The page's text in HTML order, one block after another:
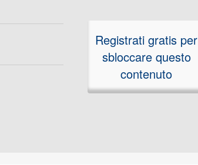
Registrati gratis per
sbloccare questo
contenuto